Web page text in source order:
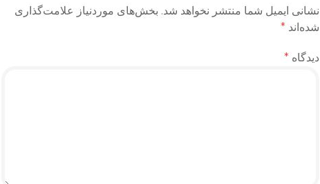
نشانی ایمیل شما منتشر نخواهد شد. بخش‌های موردنیاز علامت‌گذاری
شده‌اند *
دیدگاه *